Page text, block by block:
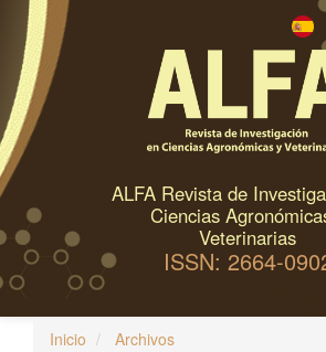
N
a
e
r
ALFA Revista de
Ciencias
Veterinarias
ISSN: 2664-
Inicio
Archivos